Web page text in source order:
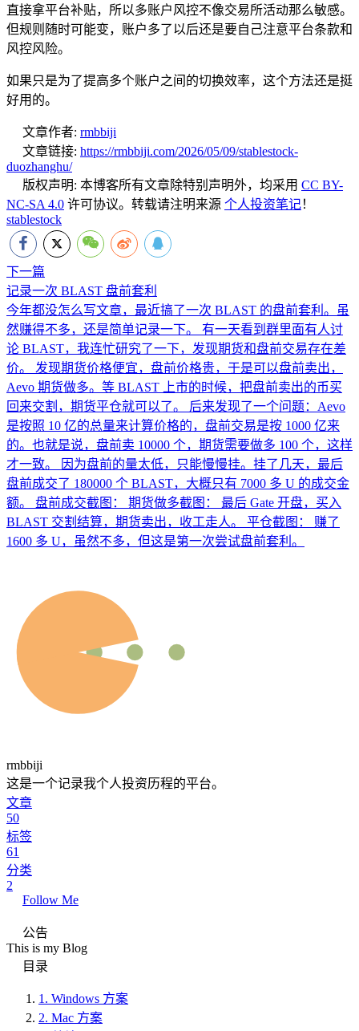
直接拿平台补贴，所以多账户风控不像交易所活动那么敏感。
但规则随时可能变，账户多了以后还是要自己注意平台条款和
风控风险。
如果只是为了提高多个账户之间的切换效率，这个方法还是挺
好用的。
文章作者: rmbbiji
文章链接: https://rmbbiji.com/2026/05/09/stablestock-
duozhanghu/
版权声明: 本博客所有文章除特别声明外，均采用 CC BY-
NC-SA 4.0 许可协议。转载请注明来源 个人投资笔记！
stablestock
下一篇
记录一次 BLAST 盘前套利
今年都没怎么写文章，最近搞了一次 BLAST 的盘前套利。虽
然赚得不多，还是简单记录一下。 有一天看到群里面有人讨
论 BLAST，我连忙研究了一下，发现期货和盘前交易存在差
价。 发现期货价格便宜，盘前价格贵，于是可以盘前卖出，
Aevo 期货做多。等 BLAST 上市的时候，把盘前卖出的币买
回来交割，期货平仓就可以了。 后来发现了一个问题：Aevo
是按照 10 亿的总量来计算价格的，盘前交易是按 1000 亿来
的。也就是说，盘前卖 10000 个，期货需要做多 100 个，这样
才一致。 因为盘前的量太低，只能慢慢挂。挂了几天，最后
盘前成交了 180000 个 BLAST，大概只有 7000 多 U 的成交金
额。 盘前成交截图： 期货做多截图： 最后 Gate 开盘，买入
BLAST 交割结算，期货卖出，收工走人。 平仓截图： 赚了
1600 多 U，虽然不多，但这是第一次尝试盘前套利。
rmbbiji
这是一个记录我个人投资历程的平台。
文章
50
标签
61
分类
2
Follow Me
公告
This is my Blog
目录
1. Windows 方案
2. Mac 方案